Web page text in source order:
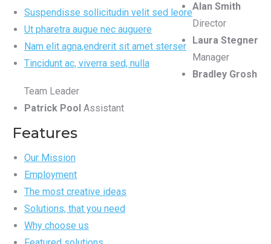
Suspendisse sollicitudin velit sed leore
Ut pharetra augue nec auguere
Nam elit agna,endrerit sit amet sterser
Tincidunt ac, viverra sed, nulla
Alan Smith
Director
Laura Stegner
Manager
Bradley Grosh
Team Leader
Patrick Pool Assistant
Features
Our Mission
Employment
The most creative ideas
Solutions, that you need
Why choose us